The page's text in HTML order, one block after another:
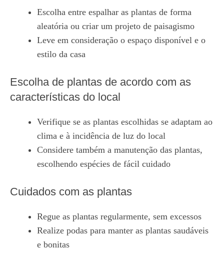
Escolha entre espalhar as plantas de forma
aleatória ou criar um projeto de paisagismo
Leve em consideração o espaço disponível e o
estilo da casa
Escolha de plantas de acordo com as
características do local
Verifique se as plantas escolhidas se adaptam ao
clima e à incidência de luz do local
Considere também a manutenção das plantas,
escolhendo espécies de fácil cuidado
Cuidados com as plantas
Regue as plantas regularmente, sem excessos
Realize podas para manter as plantas saudáveis
e bonitas